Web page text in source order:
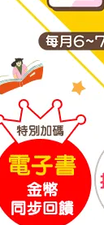
有共通的敘事
界的故事。
動促成自由，
又獨特的紛
城鄉研究的